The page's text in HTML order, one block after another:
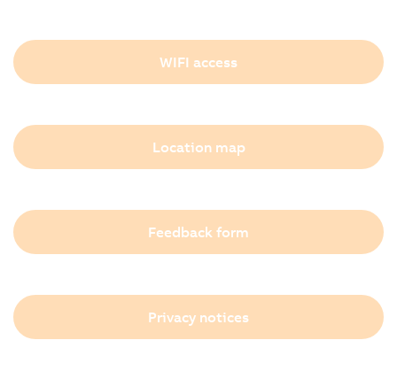
WIFI access
Location map
Feedback form
Privacy notices